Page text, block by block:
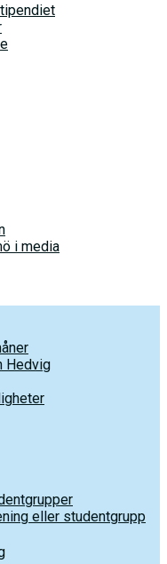
i media
Hedvig
eller studentgrupp